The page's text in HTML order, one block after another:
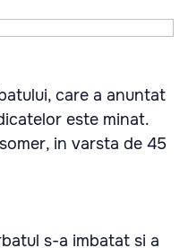
care a anuntat
este minat.
in varsta de 45
s-a imbatat si a